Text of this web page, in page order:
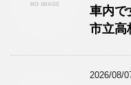
車内
市立高
2026/08/